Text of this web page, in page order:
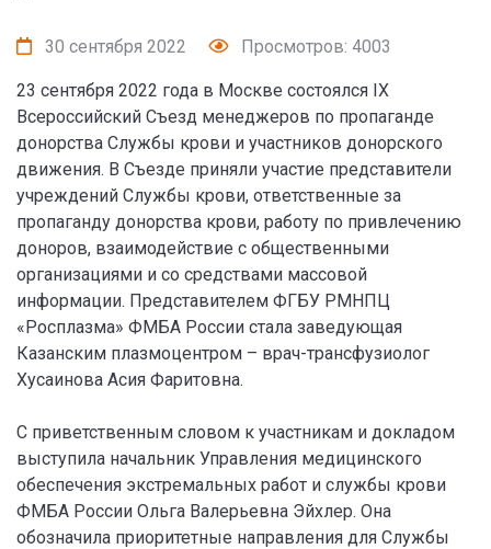
30 сентября 2022 Просмотров: 4003
23 сентября 2022 года в Москве состоялся IX
Всероссийский Съезд менеджеров по пропаганде
донорства Службы крови и участников донорского
движения. В Съезде приняли участие представители
учреждений Службы крови, ответственные за
пропаганду донорства крови, работу по привлечению
доноров, взаимодействие с общественными
организациями и со средствами массовой
информации. Представителем ФГБУ РМНПЦ
«Росплазма» ФМБА России стала заведующая
Казанским плазмоцентром – врач-трансфузиолог
Хусаинова Асия Фаритовна.
С приветственным словом к участникам и докладом
выступила начальник Управления медицинского
обеспечения экстремальных работ и службы крови
ФМБА России Ольга Валерьевна Эйхлер. Она
обозначила приоритетные направления для Службы